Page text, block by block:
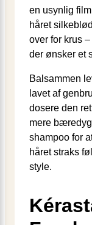
en usynlig
håret
over for krus
der ønsker et
Balsammen
lavet af
dosere den
mere
shampoo for
håret straks
style.